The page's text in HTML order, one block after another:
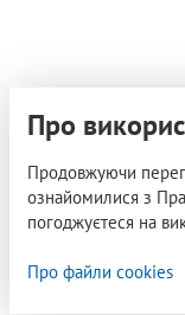
Про
Продовжуючи
ознайомилися з
погоджуєтеся на
Про файли cookies